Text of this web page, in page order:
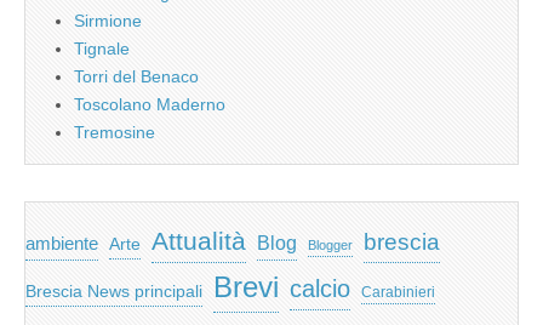
Sirmione
Tignale
Torri del Benaco
Toscolano Maderno
Tremosine
ambiente Arte Attualità Blog Blogger brescia
Brescia News principali Brevi calcio Carabinieri